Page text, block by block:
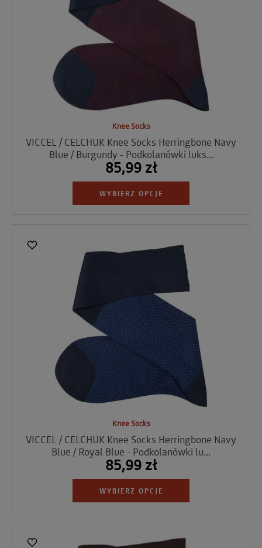
Knee Socks
VICCEL / CELCHUK Knee Socks Herringbone Navy
Blue / Burgundy - Podkolanówki luks...
85,99 zł
WYBIERZ OPCJE
Knee Socks
VICCEL / CELCHUK Knee Socks Herringbone Navy
Blue / Royal Blue - Podkolanówki lu...
85,99 zł
WYBIERZ OPCJE